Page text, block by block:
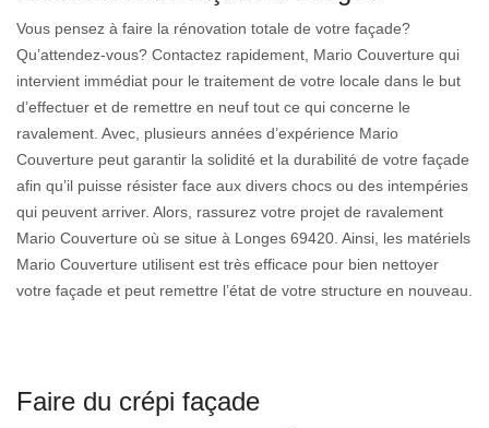
Vous pensez à faire la rénovation totale de votre façade?
Qu’attendez-vous? Contactez rapidement, Mario Couverture qui
intervient immédiat pour le traitement de votre locale dans le but
d’effectuer et de remettre en neuf tout ce qui concerne le
ravalement. Avec, plusieurs années d’expérience Mario
Couverture peut garantir la solidité et la durabilité de votre façade
afin qu’il puisse résister face aux divers chocs ou des intempéries
qui peuvent arriver. Alors, rassurez votre projet de ravalement
Mario Couverture où se situe à Longes 69420. Ainsi, les matériels
Mario Couverture utilisent est très efficace pour bien nettoyer
votre façade et peut remettre l’état de votre structure en nouveau.
Faire du crépi façade